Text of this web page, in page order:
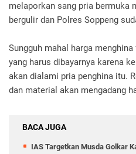
melaporkan sang pria bermuka
bergulir dan Polres Soppeng
Sungguh mahal harga
yang harus dibayarnya karena
akan dialami pria penghina itu.
dan material akan mengadang
BACA JUGA
IAS Targetkan Musda Golkar